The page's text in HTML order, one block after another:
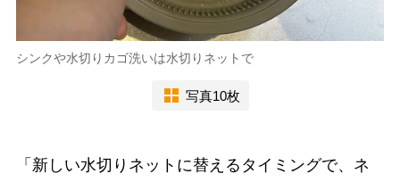
シンクや水切りカゴ洗いは水切りネットで
写真10枚
「新しい水切りネットに替えるタイミングで、ネ